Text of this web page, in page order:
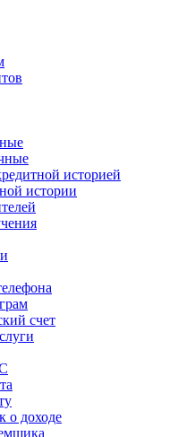
историей
истории
счет
о доходе